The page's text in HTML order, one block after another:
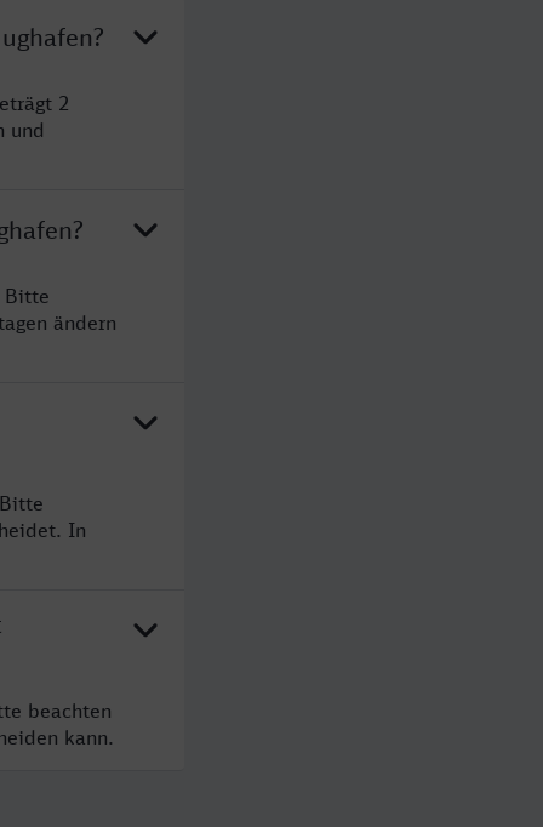
2
und
Bitte
ändern
In
beachten
kann.